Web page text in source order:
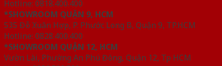
Hotline: 0818.400.400
*SHOWROOM QUẬN 9, HCM
535 Đỗ Xuân Hợp, P. Phước Long B, Quận 9, TP.HCM
Hotline: 0828.400.400
*SHOWROOM QUẬN 12, HCM
Vườn Lài, Phường An Phú Đông, Quận 12, Tp HCM